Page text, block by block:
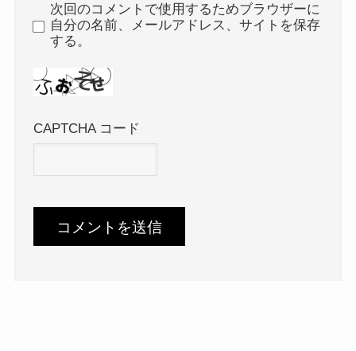
次回のコメントで使用するためブラウザーに
自分の名前、メールアドレス、サイトを保存
する。
CAPTCHA コード